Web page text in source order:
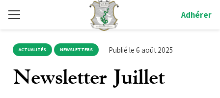
Adhérer
ACTUALITÉS NEWSLETTERS Publié le 6 août 2025
Newsletter Juillet